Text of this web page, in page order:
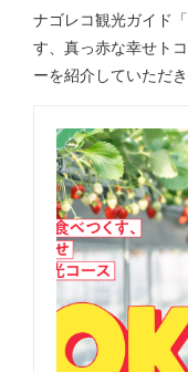
ナゴレコ観光ガイド
す、真っ赤な幸せト
ーを紹介していただき